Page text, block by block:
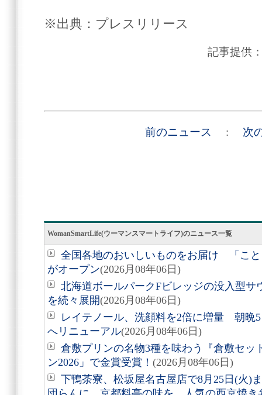
※出典：プレスリリース
記事提供
前のニュース : 次
WomanSmartLife(ウーマンスマートライフ)のニュース一覧
全国各地のおいしいものをお届け 「こ
がオープン(2026月08年06日)
北海道ボールパークFビレッジの没入型サ
を続々展開(2026月08年06日)
レイテノール、洗顔料を2倍に増量 朝晩
へリニューアル(2026月08年06日)
倉敷プリンの名物3種を味わう『倉敷セッ
ン2026」で金賞受賞！ (2026月08年06日)
下鴨茶寮、松坂屋名古屋店で8月25日(火)